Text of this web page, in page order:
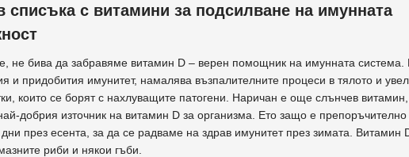
списъка с витамини за подсилване на имунната
не бива да забравяме витамин D – верен помощник на имунната система.
и придобития имунитет, намалява възпалителните процеси в тялото и
които се борят с нахлуващите патогени. Наричан е още слънчев
добрия източник на витамин D за организма. Ето защо е
през есента, за да се радваме на здрав имунитет през зимата. Витамин
риби и някои гъби.